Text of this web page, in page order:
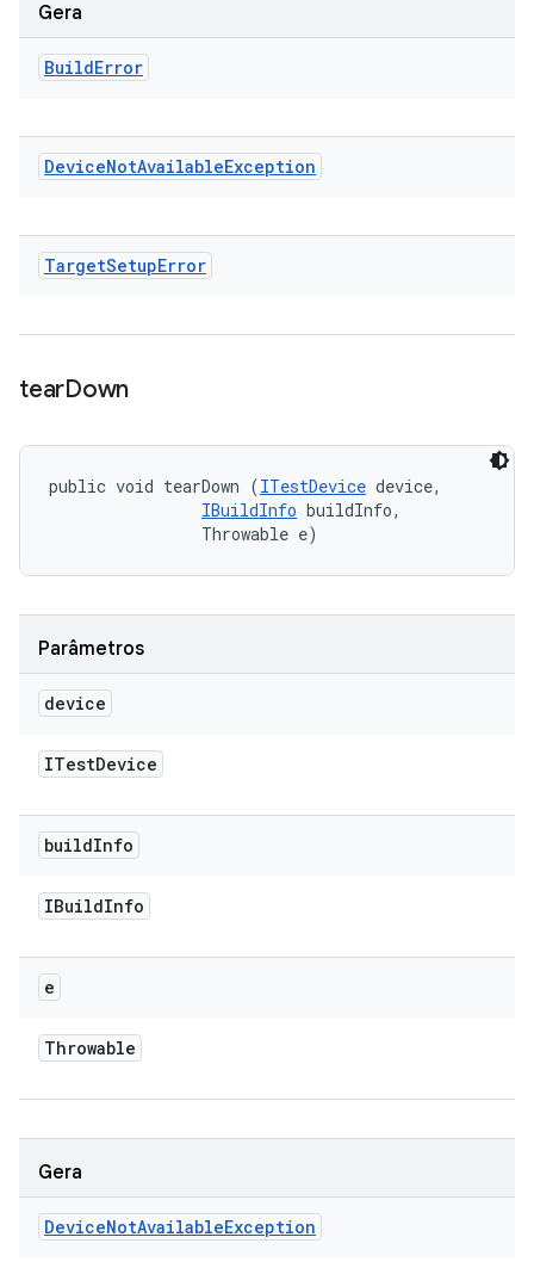
Gera
BuildError
DeviceNotAvailableException
TargetSetupError
tearDown
public void tearDown (ITestDevice device,
IBuildInfo buildInfo,
                Throwable e)
Parâmetros
device
ITestDevice
buildInfo
IBuildInfo
e
Throwable
Gera
DeviceNotAvailableException